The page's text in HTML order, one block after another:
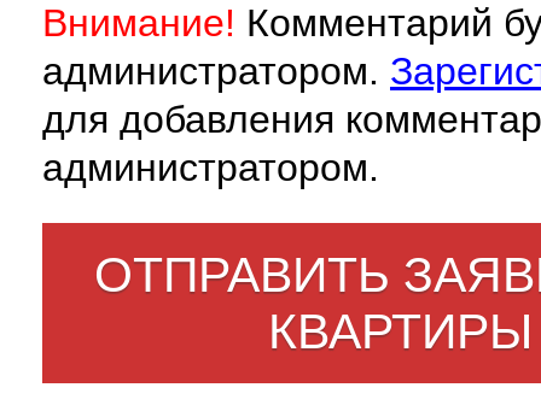
Внимание! Комментарий
администратором.
для добавления
администратором.
ОТПРАВИТЬ